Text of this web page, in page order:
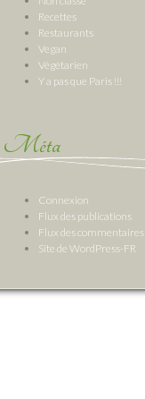
Recettes
Restaurants
Vegan
Végétarien
Y a pas que Paris !!!
Méta
Connexion
Flux des publications
Flux des commentaires
Site de WordPress-FR